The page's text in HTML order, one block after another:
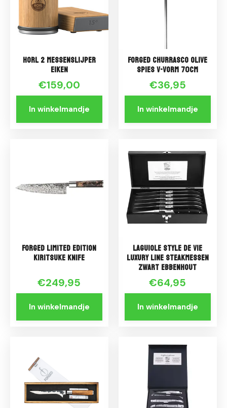
HORL 2 messenslijper
Eiken
€159,00
In winkelmandje
Forged Churrasco Olive
Spies V-vorm 70cm
€36,95
In winkelmandje
Forged Limited Edition
Kiritsuke Knife
€249,95
In winkelmandje
Laguiole Style de Vie
Luxury Line Steakmessen
Zwart Ebbenhout
€64,95
In winkelmandje